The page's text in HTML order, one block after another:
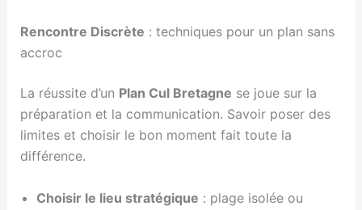
Rencontre Discrète : techniques pour un plan sans
accroc
La réussite d’un Plan Cul Bretagne se joue sur la
préparation et la communication. Savoir poser des
limites et choisir le bon moment fait toute la
différence.
Choisir le lieu stratégique : plage isolée ou